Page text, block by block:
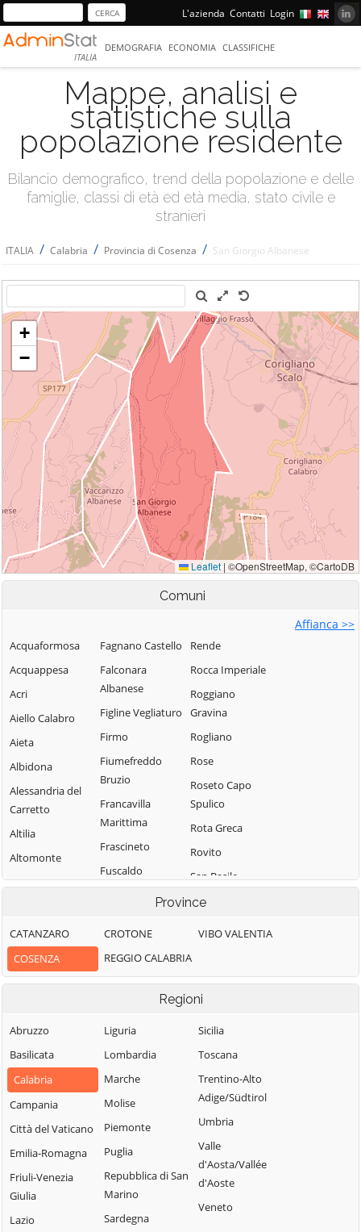
L'azienda Contatti Login
ITALIA
DEMOGRAFIA ECONOMIA CLASSIFICHE
Mappe, analisi e
statistiche sulla
popolazione residente
Bilancio demografico, trend della popolazione e delle
famiglie, classi di età ed età media, stato civile e
stranieri
ITALIA / Calabria / Provincia di Cosenza / San Giorgio Albanese
Comuni
Affianca >>
Acquaformosa
Acquappesa
Acri
Aiello Calabro
Aieta
Albidona
Alessandria del
Carretto
Altilia
Altomonte
Amantea
Aprigliano
Belmonte
Calabro
Bianchi
Bisignano
Bocchigliero
Bonifati
Buonvicino
Calopezzati
Fagnano Castello
Falconara
Albanese
Figline Vegliaturo
Firmo
Fiumefreddo
Bruzio
Francavilla
Marittima
Frascineto
Fuscaldo
Piemontese
Lago
Laino Castello
Lappano
Lattarico
Longobardi
Longobucco
Lungro
Luzzi
Rende
Rocca Imperiale
Roggiano
Gravina
Rogliano
Rose
Roseto Capo
Spulico
Rota Greca
Rovito
San Basile
San Benedetto
Albanese
San Demetrio
Corone
San Donato di
San Giorgio
Albanese
San Giovanni in
Fiore
San Lorenzo
Bellizzi
Province
CATANZARO
COSENZA
CROTONE
REGGIO CALABRIA
VIBO VALENTIA
Regioni
Abruzzo
Basilicata
Calabria
Campania
Città del Vaticano
Emilia-Romagna
Friuli-Venezia
Giulia
Lazio
Liguria
Lombardia
Marche
Molise
Piemonte
Puglia
Repubblica di San
Marino
Sardegna
Sicilia
Toscana
Trentino-Alto
Adige/Südtirol
Umbria
Valle
d'Aosta/Vallée
d'Aoste
Veneto